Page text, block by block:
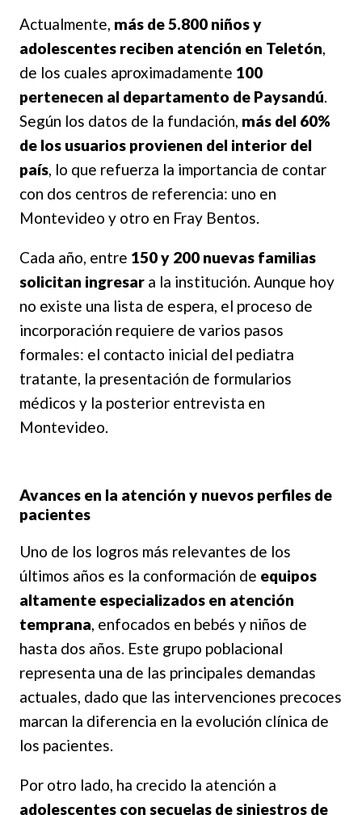
Actualmente, más de 5.800 niños y
adolescentes reciben atención en Teletón,
de los cuales aproximadamente 100
pertenecen al departamento de Paysandú.
Según los datos de la fundación, más del 60%
de los usuarios provienen del interior del
país, lo que refuerza la importancia de contar
con dos centros de referencia: uno en
Montevideo y otro en Fray Bentos.
Cada año, entre 150 y 200 nuevas familias
solicitan ingresar a la institución. Aunque hoy
no existe una lista de espera, el proceso de
incorporación requiere de varios pasos
formales: el contacto inicial del pediatra
tratante, la presentación de formularios
médicos y la posterior entrevista en
Montevideo.
Avances en la atención y nuevos perfiles de
pacientes
Uno de los logros más relevantes de los
últimos años es la conformación de equipos
altamente especializados en atención
temprana, enfocados en bebés y niños de
hasta dos años. Este grupo poblacional
representa una de las principales demandas
actuales, dado que las intervenciones precoces
marcan la diferencia en la evolución clínica de
los pacientes.
Por otro lado, ha crecido la atención a
adolescentes con secuelas de siniestros de